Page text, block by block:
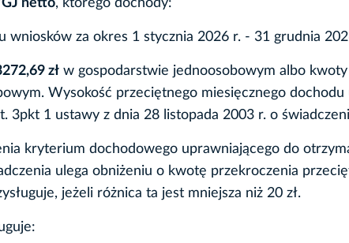
netto, którego dochody:
wniosków za okres 1 stycznia 2026 r. - 31 grudnia
zł w gospodarstwie jednoosobowym albo kwoty
Wysokość przeciętnego miesięcznego
3pkt 1 ustawy z dnia 28 listopada 2003 r. o
kryterium dochodowego uprawniającego do
ulega obniżeniu o kwotę przekroczenia
jeżeli różnica ta jest mniejsza niż 20 zł.